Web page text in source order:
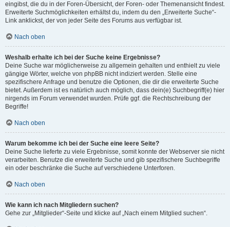
eingibst, die du in der Foren-Übersicht, der Foren- oder Themenansicht findest.
Erweiterte Suchmöglichkeiten erhältst du, indem du den „Erweiterte Suche“-
Link anklickst, der von jeder Seite des Forums aus verfügbar ist.
Nach oben
Weshalb erhalte ich bei der Suche keine Ergebnisse?
Deine Suche war möglicherweise zu allgemein gehalten und enthielt zu viele
gängige Wörter, welche von phpBB nicht indiziert werden. Stelle eine
spezifischere Anfrage und benutze die Optionen, die dir die erweiterte Suche
bietet. Außerdem ist es natürlich auch möglich, dass dein(e) Suchbegriff(e) hier
nirgends im Forum verwendet wurden. Prüfe ggf. die Rechtschreibung der
Begriffe!
Nach oben
Warum bekomme ich bei der Suche eine leere Seite?
Deine Suche lieferte zu viele Ergebnisse, somit konnte der Webserver sie nicht
verarbeiten. Benutze die erweiterte Suche und gib spezifischere Suchbegriffe
ein oder beschränke die Suche auf verschiedene Unterforen.
Nach oben
Wie kann ich nach Mitgliedern suchen?
Gehe zur „Mitglieder“-Seite und klicke auf „Nach einem Mitglied suchen“.